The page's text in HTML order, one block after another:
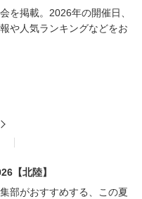
を掲載。2026年の開催日、
や人気ランキングなどをお
【北陸】
部がおすすめする、この夏